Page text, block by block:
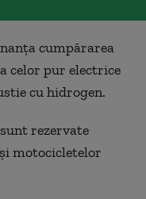
cumpărarea
celor pur electrice
cu hidrogen.
rezervate
motocicletelor